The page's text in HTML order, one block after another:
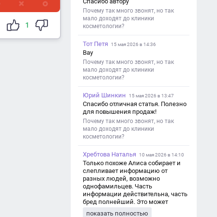
1
Почему так много звонят, но так
мало доходят до клиники
косметологии?
Тот Петя 15 мая 2026 в 14:36
Вау
Почему так много звонят, но так
мало доходят до клиники
косметологии?
Юрий Шинкин 15 мая 2026 в 13:47
Спасибо отличная статья. Полезно
для повышения продаж!
Почему так много звонят, но так
мало доходят до клиники
косметологии?
Хребтова Наталья 10 мая 2026 в 14:10
Только похоже Алиса собирает и
слепливает информацию от
разных людей, возможно
однофамильцев. Часть
информации действительна, часть
бред полнейший. Это может
показать полностью